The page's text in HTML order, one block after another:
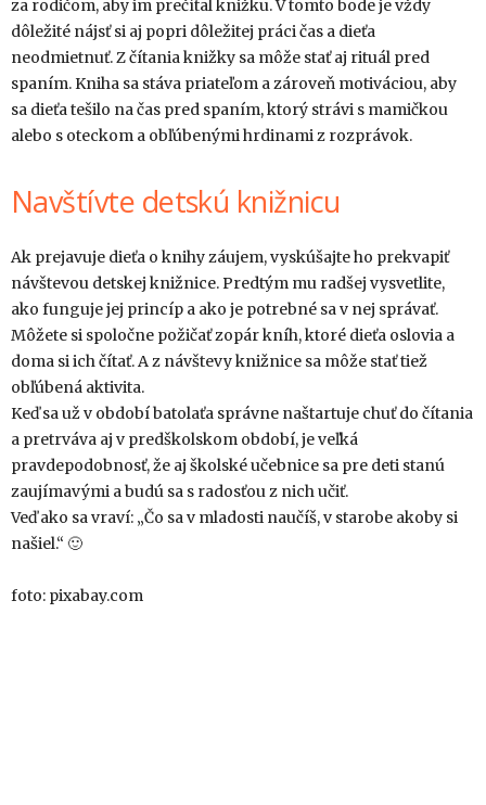
za rodičom, aby im prečítal knižku. V tomto bode je vždy
dôležité nájsť si aj popri dôležitej práci čas a dieťa
neodmietnuť. Z čítania knižky sa môže stať aj rituál pred
spaním. Kniha sa stáva priateľom a zároveň motiváciou, aby
sa dieťa tešilo na čas pred spaním, ktorý strávi s mamičkou
alebo s oteckom a obľúbenými hrdinami z rozprávok.
Navštívte detskú knižnicu
Ak prejavuje dieťa o knihy záujem, vyskúšajte ho prekvapiť
návštevou detskej knižnice. Predtým mu radšej vysvetlite,
ako funguje jej princíp a ako je potrebné sa v nej správať.
Môžete si spoločne požičať zopár kníh, ktoré dieťa oslovia a
doma si ich čítať. A z návštevy knižnice sa môže stať tiež
obľúbená aktivita.
Keď sa už v období batolaťa správne naštartuje chuť do čítania
a pretrváva aj v predškolskom období, je veľká
pravdepodobnosť, že aj školské učebnice sa pre deti stanú
zaujímavými a budú sa s radosťou z nich učiť.
Veď ako sa vraví: „Čo sa v mladosti naučíš, v starobe akoby si
našiel.“ 🙂
foto: pixabay.com